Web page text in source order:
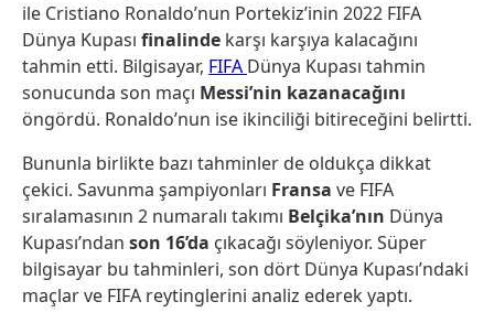
ile Cristiano Ronaldo’nun Portekiz’inin 2022 FIFA
Dünya Kupası finalinde karşı karşıya kalacağını
tahmin etti. Bilgisayar, FIFA Dünya Kupası tahmin
sonucunda son maçı Messi’nin kazanacağını
öngördü. Ronaldo’nun ise ikinciliği bitireceğini belirtti.
Bununla birlikte bazı tahminler de oldukça dikkat
çekici. Savunma şampiyonları Fransa ve FIFA
sıralamasının 2 numaralı takımı Belçika’nın Dünya
Kupası’ndan son 16’da çıkacağı söyleniyor. Süper
bilgisayar bu tahminleri, son dört Dünya Kupası’ndaki
maçlar ve FIFA reytinglerini analiz ederek yaptı.